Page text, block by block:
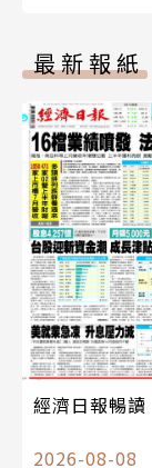
最新報紙
經濟日報暢讀
2026-08-08